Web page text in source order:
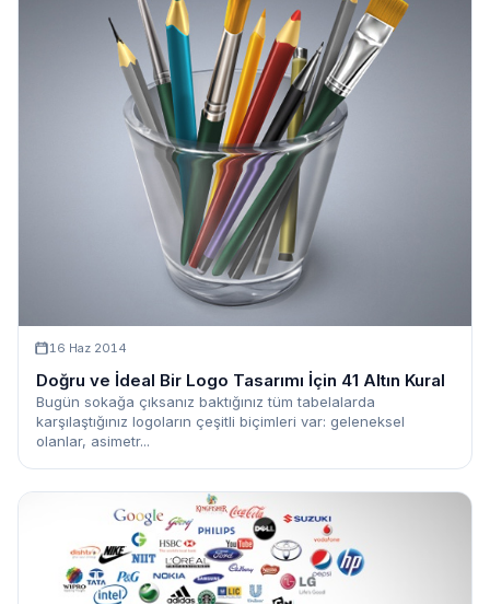
16 Haz 2014
Doğru ve İdeal Bir Logo Tasarımı İçin 41 Altın Kural
Bugün sokağa çıksanız baktığınız tüm tabelalarda
karşılaştığınız logoların çeşitli biçimleri var: geleneksel
olanlar, asimetr...